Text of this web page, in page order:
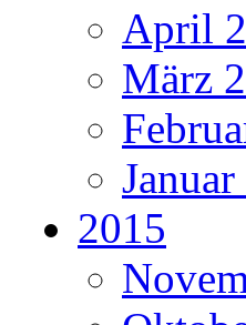
April
März
2015